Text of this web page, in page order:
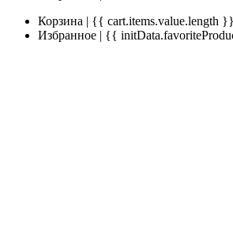
Корзина | {{ cart.items.value.length }}
Избранное | {{